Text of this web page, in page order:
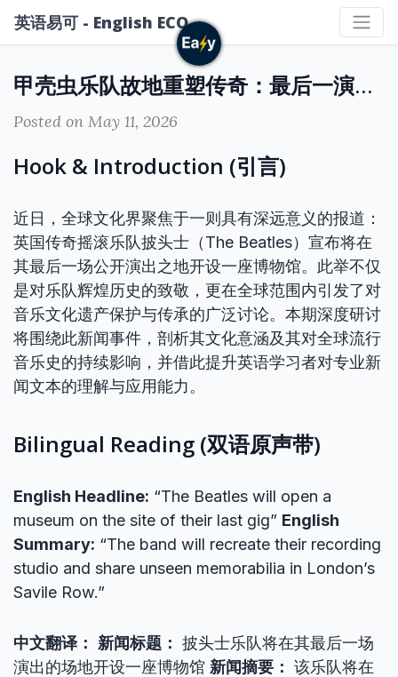
英语易可 - English ECO
甲壳虫乐队故地重塑传奇：最后一演场地将变身博物馆
Posted on May 11, 2026
Hook & Introduction (引言)
近日，全球文化界聚焦于一则具有深远意义的报道：
英国传奇摇滚乐队披头士（The Beatles）宣布将在
其最后一场公开演出之地开设一座博物馆。此举不仅
是对乐队辉煌历史的致敬，更在全球范围内引发了对
音乐文化遗产保护与传承的广泛讨论。本期深度研讨
将围绕此新闻事件，剖析其文化意涵及其对全球流行
音乐史的持续影响，并借此提升英语学习者对专业新
闻文本的理解与应用能力。
Bilingual Reading (双语原声带)
English Headline: “The Beatles will open a
museum on the site of their last gig” English
Summary: “The band will recreate their recording
studio and share unseen memorabilia in London’s
Savile Row.”
中文翻译： 新闻标题： 披头士乐队将在其最后一场
演出的场地开设一座博物馆 新闻摘要： 该乐队将在